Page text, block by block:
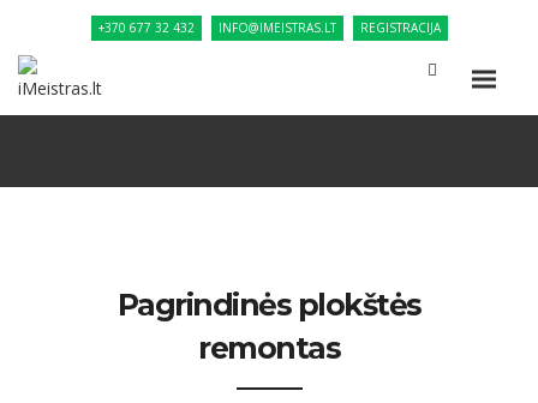
+370 677 32 432 INFO@IMEISTRAS.LT REGISTRACIJA
Pagrindinės plokštės
remontas